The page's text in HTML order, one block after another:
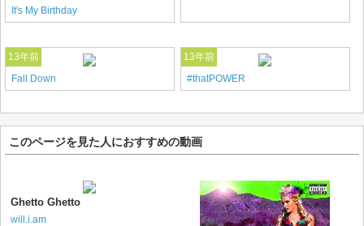
It's My Birthday
13年前
Fall Down
13年前
#thatPOWER
このページを見た人におすすめの動画
Ghetto Ghetto
will.i.am